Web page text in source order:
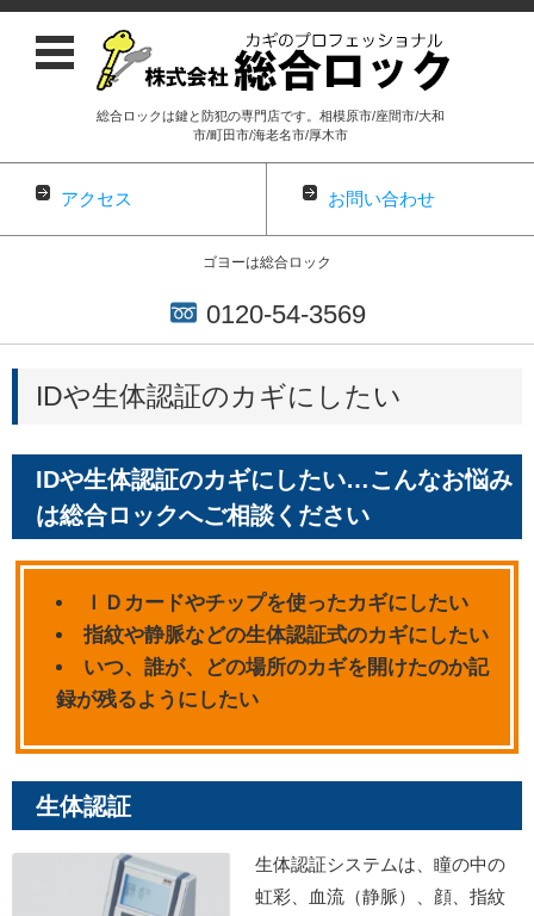
総合ロックは鍵と防犯の専門店です。相模原市/座間市/大和
市/町田市/海老名市/厚木市
アクセス お問い合わせ
ゴヨーは総合ロック
0120-54-3569
コンテンツに移動
IDや生体認証のカギにしたい
IDや生体認証のカギにしたい…こんなお悩み
は総合ロックへご相談ください
ＩＤカードやチップを使ったカギにしたい
指紋や静脈などの生体認証式のカギにしたい
いつ、誰が、どの場所のカギを開けたのか記
録が残るようにしたい
生体認証
生体認証システムは、瞳の中の
虹彩、血流（静脈）、顔、指紋